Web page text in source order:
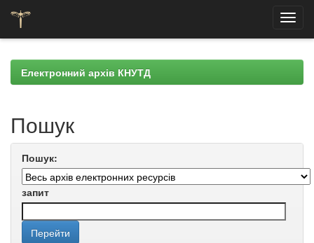
navigationЕлектронний архів КНУТД
Пошук
Пошук:
запит